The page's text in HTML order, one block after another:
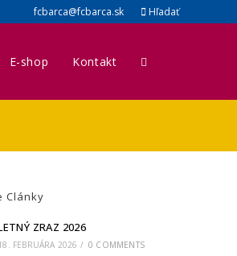
fcbarca@fcbarca.sk Hľadať
E-shop Kontakt
Clánky
ZRAZ 2026
FEBRUÁRA 2026 / 0 COMMENTS